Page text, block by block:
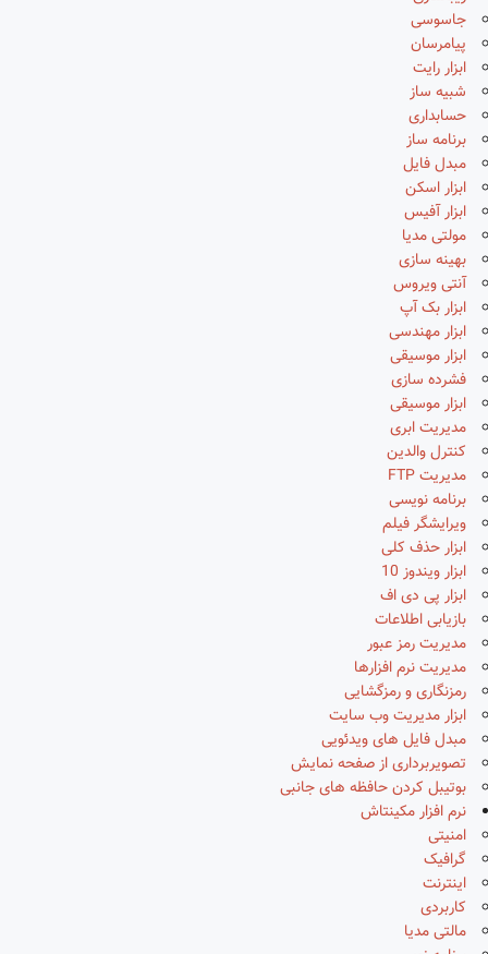
جاسوسی
پیامرسان
ابزار رایت
شبیه ساز
حسابداری
برنامه ساز
مبدل فایل
ابزار اسکن
ابزار آفیس
مولتی مدیا
بهینه سازی
آنتی ویروس
ابزار بک آپ
ابزار مهندسی
ابزار موسیقی
فشرده سازی
ابزار موسیقی
مدیریت ابری
کنترل والدین
مدیریت FTP
برنامه نویسی
ویرایشگر فیلم
ابزار حذف کلی
ابزار ویندوز 10
ابزار پی دی اف
بازیابی اطلاعات
مدیریت رمز عبور
مدیریت نرم افزارها
رمزنگاری و رمزگشایی
ابزار مدیریت وب سایت
مبدل فایل های ویدئویی
تصویربرداری از صفحه نمایش
بوتیبل کردن حافظه های جانبی
نرم افزار مکینتاش
امنیتی
گرافیک
اینترنت
کاربردی
مالتی مدیا